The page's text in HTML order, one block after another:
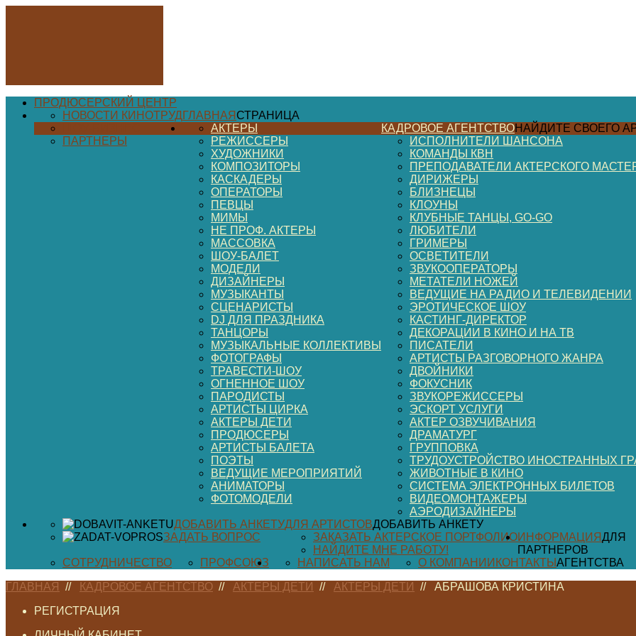
ПРОДЮСЕРСКИЙ ЦЕНТР
ГЛАВНАЯСТРАНИЦА
НОВОСТИ КИНОТРУД
ПАРТНЕРЫ
КАДРОВОЕ АГЕНТСТВОНАЙДИТЕ СВОЕГО
АКТЕРЫ
РЕЖИССЕРЫ
ХУДОЖНИКИ
КОМПОЗИТОРЫ
КАСКАДЕРЫ
ОПЕРАТОРЫ
ПЕВЦЫ
МИМЫ
НЕ ПРОФ. АКТЕРЫ
МАССОВКА
ШОУ-БАЛЕТ
МОДЕЛИ
ДИЗАЙНЕРЫ
МУЗЫКАНТЫ
СЦЕНАРИСТЫ
DJ ДЛЯ ПРАЗДНИКА
ТАНЦОРЫ
МУЗЫКАЛЬНЫЕ КОЛЛЕКТИВЫ
ФОТОГРАФЫ
ТРАВЕСТИ-ШОУ
ОГНЕННОЕ ШОУ
ПАРОДИСТЫ
АРТИСТЫ ЦИРКА
АКТЕРЫ ДЕТИ
ПРОДЮСЕРЫ
АРТИСТЫ БАЛЕТА
ПОЭТЫ
ВЕДУЩИЕ МЕРОПРИЯТИЙ
АНИМАТОРЫ
ФОТОМОДЕЛИ
ИСПОЛНИТЕЛИ ШАНСОНА
КОМАНДЫ КВН
ПРЕПОДАВАТЕЛИ АКТЕРСКОГО
ДИРИЖЕРЫ
БЛИЗНЕЦЫ
КЛОУНЫ
КЛУБНЫЕ ТАНЦЫ, GO-GO
ЛЮБИТЕЛИ
ГРИМЕРЫ
ОСВЕТИТЕЛИ
ЗВУКООПЕРАТОРЫ
МЕТАТЕЛИ НОЖЕЙ
ВЕДУЩИЕ НА РАДИО И ТЕЛЕВИДЕНИИ
ЭРОТИЧЕСКОЕ ШОУ
КАСТИНГ-ДИРЕКТОР
ДЕКОРАЦИИ В КИНО И НА ТВ
ПИСАТЕЛИ
АРТИСТЫ РАЗГОВОРНОГО ЖАНРА
ДВОЙНИКИ
ФОКУСНИК
ЗВУКОРЕЖИССЕРЫ
ЭСКОРТ УСЛУГИ
АКТЕР ОЗВУЧИВАНИЯ
ДРАМАТУРГ
ГРУППОВКА
ТРУДОУСТРОЙСТВО ИНОСТРАННЫХ
ЖИВОТНЫЕ В КИНО
СИСТЕМА ЭЛЕКТРОННЫХ БИЛЕТОВ
ВИДЕОМОНТАЖЕРЫ
АЭРОДИЗАЙНЕРЫ
ДЛЯ АРТИСТОВДОБАВИТЬ АНКЕТУ
ДОБАВИТЬ АНКЕТУ
ЗАДАТЬ ВОПРОС
ЗАКАЗАТЬ АКТЕРСКОЕ ПОРТФОЛИО
НАЙДИТЕ МНЕ РАБОТУ!
ИНФОРМАЦИЯДЛЯ
ПАРТНЕРОВ
СОТРУДНИЧЕСТВО
ПРОФСОЮЗ КОНТАКТЫ АГЕНТСТВА
НАПИСАТЬ НАМ
О КОМПАНИИ
ГЛАВНАЯ
// КАДРОВОЕ АГЕНТСТВО // АКТЕРЫ ДЕТИ // АКТЕРЫ ДЕТИ //
АБРАШОВА КРИСТИНА
РЕГИСТРАЦИЯ